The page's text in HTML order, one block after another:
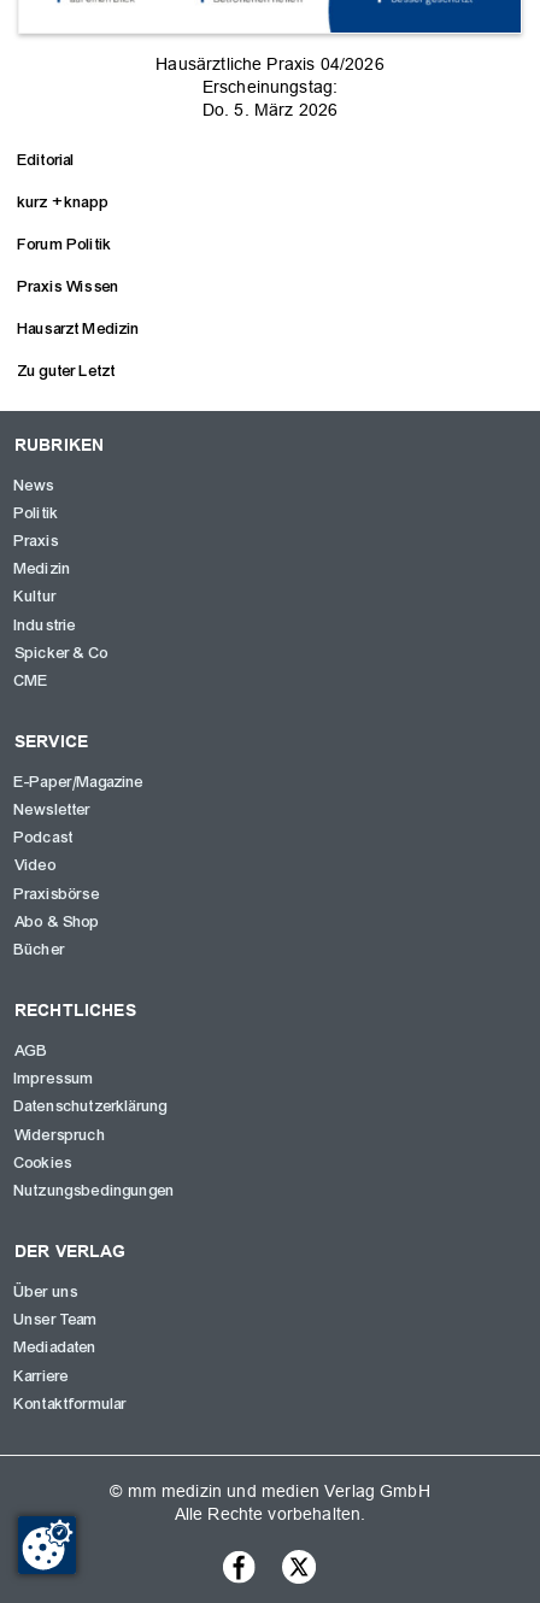
Hausärztliche Praxis 04/2026
Erscheinungstag:
Do. 5. März 2026
Editorial
kurz + knapp
Forum Politik
Praxis Wissen
Hausarzt Medizin
Zu guter Letzt
RUBRIKEN
News
Politik
Praxis
Medizin
Kultur
Industrie
Spicker & Co
CME
SERVICE
E-Paper/Magazine
Newsletter
Podcast
Video
Praxisbörse
Abo & Shop
Bücher
RECHTLICHES
AGB
Impressum
Datenschutzerklärung
Widerspruch
Cookies
Nutzungsbedingungen
DER VERLAG
Über uns
Unser Team
Mediadaten
Karriere
Kontaktformular
© mm medizin und medien Verlag GmbH
Alle Rechte vorbehalten.